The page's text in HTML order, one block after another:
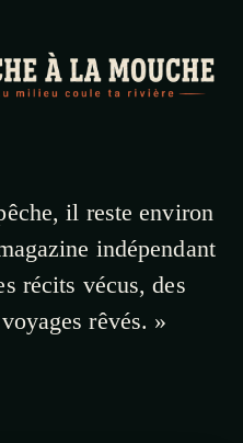
il reste environ
indépendant
récits vécus, des
rêvés. »